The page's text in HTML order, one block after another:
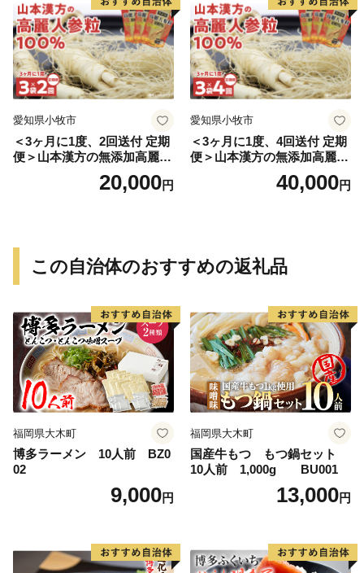
愛知県小牧市
＜3ヶ月に1度、2回送付 定期
便＞山本漢方の無添加高麗人
20,000円
愛知県小牧市
＜3ヶ月に1度、4回送付 定期
便＞山本漢方の無添加高麗人
40,000円
この自治体のおすすめの返礼品
福岡県大木町
博多ラーメン 10人前 BZ0
02
9,000円
福岡県大木町
国産牛もつ もつ鍋セット
10人前 1,000g BU001
13,000円